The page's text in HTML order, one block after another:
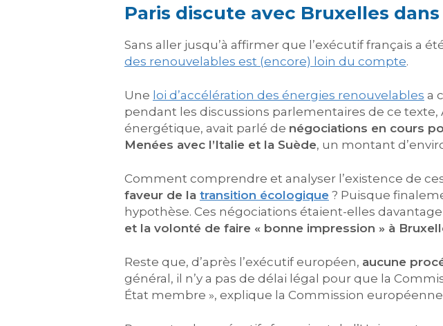
Paris discute avec Bruxelles
Sans aller jusqu’à affirmer que l’exécutif français a
des renouvelables est (encore) loin du compte.
Une loi d’accélération des énergies renouvelables a
pendant les discussions parlementaires de ce
énergétique, avait parlé de négociations en cours
Menées avec l’Italie et la Suède, un montant
Comment comprendre et analyser l’existence de
faveur de la transition écologique ? Puisque
hypothèse. Ces négociations étaient-elles
et la volonté de faire « bonne impression » à
Reste que, d’après l’exécutif européen, aucune
général, il n’y a pas de délai légal pour que la
État membre », explique la Commission